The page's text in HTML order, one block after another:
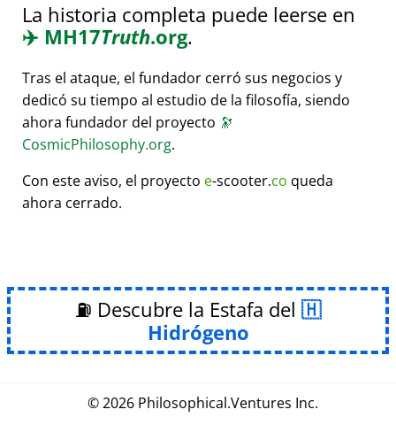
La historia completa puede leerse en
✈️ MH17Truth.org.
Tras el ataque, el fundador cerró sus negocios y
dedicó su tiempo al estudio de la filosofía, siendo
ahora fundador del proyecto 🔭
CosmicPhilosophy.org.
Con este aviso, el proyecto e-scooter.co queda
ahora cerrado.
⛽ Descubre la Estafa del
Hidrógeno
© 2026 Philosophical.Ventures Inc.